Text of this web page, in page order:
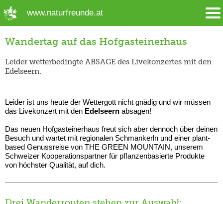
www.naturfreunde.at
Wandertag auf das Hofgasteinerhaus
Leider wetterbedingte ABSAGE des Livekonzertes mit den
Edelseern.
Leider ist uns heute der Wettergott nicht gnädig und wir müssen
das Livekonzert mit den Edelseern absagen!
Das neuen Hofgasteinerhaus freut sich aber dennoch über deinen
Besuch und wartet mit regionalen Schmankerln und einer plant-
based Genussreise von THE GREEN MOUNTAIN, unserem
Schweizer Kooperationspartner für pﬂanzenbasierte Produkte
von höchster Qualität, auf dich.